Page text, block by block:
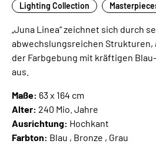
Lighting Collection
„Juna Linea“ zeichnet sich durch
abwechslungsreichen Strukturen,
der Farbgebung mit kräftigen
aus.
Maße: 63 x 164 cm
Alter: 240 Mio. Jahre
Ausrichtung: Hochkant
Farbton: Blau , Bronze , Grau